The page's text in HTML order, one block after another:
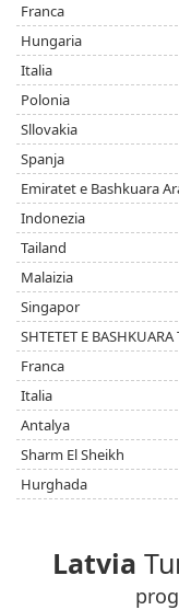
Franca
Hungaria
Italia
Polonia
Sllovakia
Spanja
Emiratet e Bashkuara
Indonezia
Tailand
Malaizia
Singapor
SHTETET E BASHKUARA
Franca
Italia
Antalya
Sharm El Sheikh
Hurghada
Latvia